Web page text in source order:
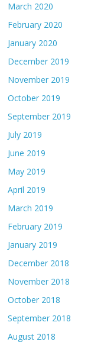
March 2020
February 2020
January 2020
December 2019
November 2019
October 2019
September 2019
July 2019
June 2019
May 2019
April 2019
March 2019
February 2019
January 2019
December 2018
November 2018
October 2018
September 2018
August 2018